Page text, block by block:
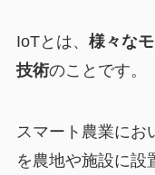
IoTとは、 様々な
技術のことです。
スマート農業にお
を農地や施設に設